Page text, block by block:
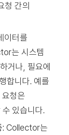
청 간의
이터를
는 시스템
거나, 필요에
합니다. 예를
청은
있습니다.
: Collector는